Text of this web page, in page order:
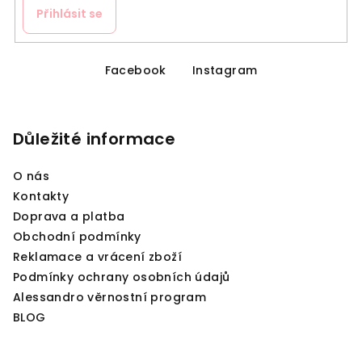
Přihlásit se
Facebook Instagram
Důležité informace
O nás
Kontakty
Doprava a platba
Obchodní podmínky
Reklamace a vrácení zboží
Podmínky ochrany osobních údajů
Alessandro věrnostní program
BLOG